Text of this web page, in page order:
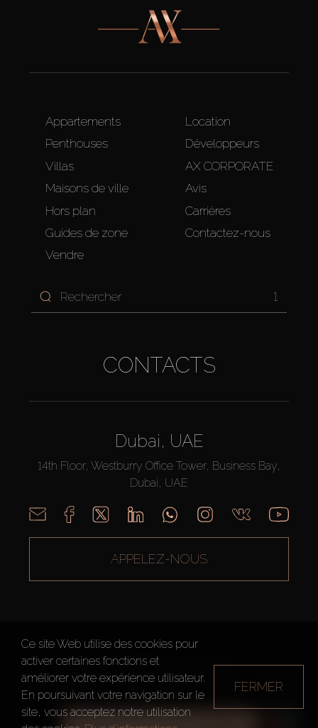
TOUS LES FILTRES
Appartements
Penthouses
Villas
Maisons de ville
Hors plan
Guides de zone
Vendre
Location
Développeurs
AX CORPORATE
Avis
Carrières
Contactez-nous
1
CONTACTS
Dubai, UAE
14th Floor, Westburry Office Tower, Business Bay,
Dubai, UAE
APPELEZ-NOUS
AX CAPITAL ©2026 Tous droits réservés
Conditions d'utilisation
Politique de confidentialité Plan du site
Ce site Web utilise des cookies pour
activer certaines fonctions et
améliorer votre expérience utilisateur.
En poursuivant votre navigation sur le
site, vous acceptez notre utilisation
FERMER